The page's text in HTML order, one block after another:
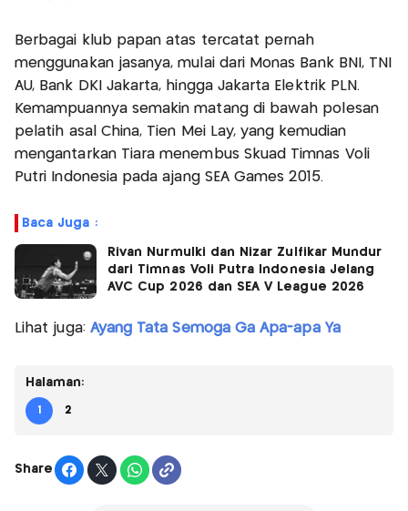
Berbagai klub papan atas tercatat pernah
menggunakan jasanya, mulai dari Monas Bank BNI, TNI
AU, Bank DKI Jakarta, hingga Jakarta Elektrik PLN.
Kemampuannya semakin matang di bawah polesan
pelatih asal China, Tien Mei Lay, yang kemudian
mengantarkan Tiara menembus Skuad Timnas Voli
Putri Indonesia pada ajang SEA Games 2015.
Baca Juga :
Rivan Nurmulki dan Nizar Zulfikar Mundur
dari Timnas Voli Putra Indonesia Jelang
AVC Cup 2026 dan SEA V League 2026
Lihat juga: Ayang Tata Semoga Ga Apa-apa Ya
Halaman:
1 2
Share